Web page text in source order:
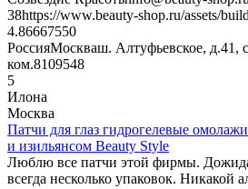
38https://www.beauty-shop.ru/assets/
4.86667550
РоссияМоскваш. Алтуфьевское, д.41,
ком.8109548
5
Илона
Москва
Патчи для глаз гидрогелевые
и изильянсом Beauty Style
Люблю все патчи этой фирмы.
всегда несколько упаковок. Никакой